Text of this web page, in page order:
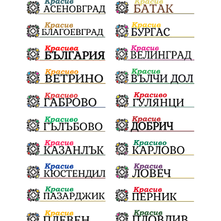
Електронният прием започва Дънката
Ще има ли присъда Ден на отворените врати
стопанство „Храна от село“ Карола Карова
„Отваряне на града към морето“
Негодна за пиене вода във Варненско
цялостно обновяване Музеъ на мозайките
и прилежащия парк в Девня